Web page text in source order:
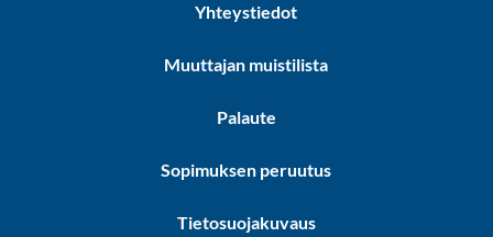
Yhteystiedot
Muuttajan muistilista
Palaute
Sopimuksen peruutus
Tietosuojakuvaus